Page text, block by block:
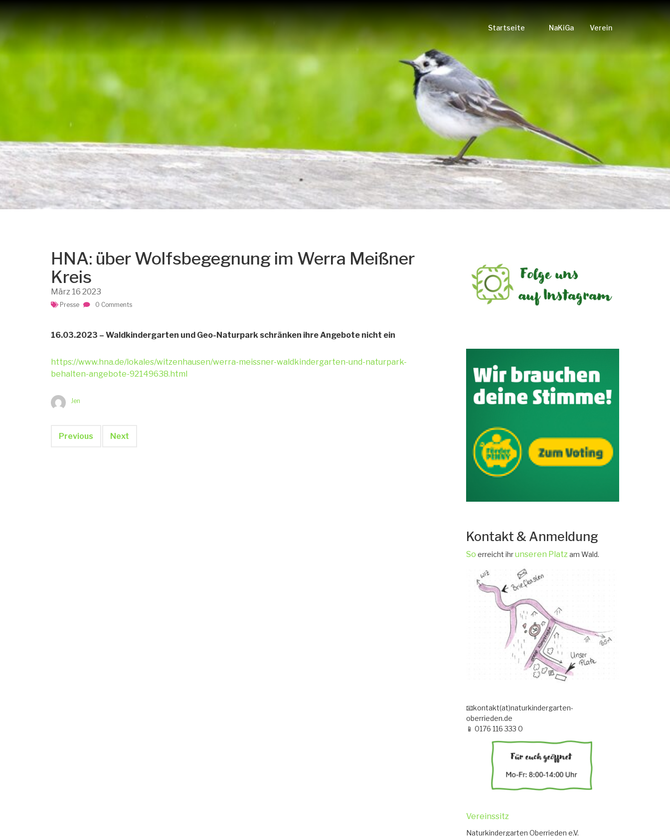
Startseite NaKiGa Verein
HNA: über Wolfsbegegnung im Werra Meißner
Kreis
März 16 2023
Presse 0 Comments
16.03.2023 – Waldkindergarten und Geo-Naturpark schränken ihre Angebote nicht ein
https://www.hna.de/lokales/witzenhausen/werra-meissner-waldkindergarten-und-naturpark-
behalten-angebote-92149638.html
Jen
Previous Next
Kontakt & Anmeldung
So erreicht ihrunseren Platzam Wald.
📧kontakt(at)naturkindergarten-
oberrieden.de
📱 0176 116 333 0
Vereinssitz
Naturkindergarten Oberrieden e.V.